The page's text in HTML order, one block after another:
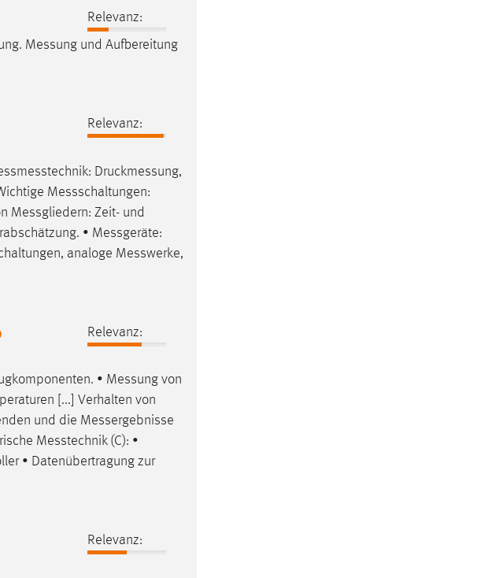
Relevanz:
Messung und Aufbereitung
Relevanz:
: Druckmessung,
Messschaltungen:
Messgliedern: Zeit- und
• Messgeräte:
analoge Messwerke,
Relevanz:
• Messung von
[...] Verhalten von
und die Messergebnisse
Messtechnik(C): •
• Datenübertragung zur
Relevanz: